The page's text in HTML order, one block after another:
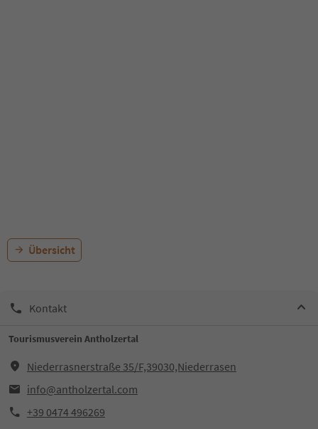
Übersicht
Kontakt
Tourismusverein Antholzertal
Niederrasnerstraße 35/F,39030,Niederrasen
info@antholzertal.com
+39 0474 496269